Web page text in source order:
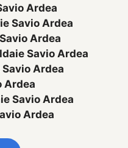
Ardea
Savio Ardea
Ardea
Savio Ardea
Ardea
Ardea
Savio Ardea
Ardea